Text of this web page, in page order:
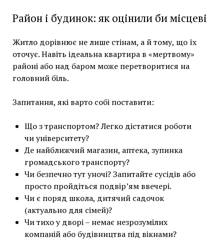
Район і будинок: як оцінили би місцеві
Житло дорівнює не лише стінам, а й тому, що їх
оточує. Навіть ідеальна квартира в «мертвому»
районі або над баром може перетворитися на
головний біль.
Запитання, які варто собі поставити:
Що з транспортом? Легко дістатися роботи
чи університету?
Де найближчий магазин, аптека, зупинка
громадського транспорту?
Чи безпечно тут уночі? Запитайте сусідів або
просто пройдіться подвір’ям ввечері.
Чи є поряд школа, дитячий садочок
(актуально для сімей)?
Чи тихо у дворі – немає незрозумілих
компаній або будівництва під вікнами?